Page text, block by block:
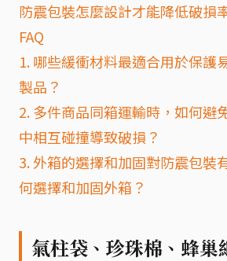
防震包裝怎麼設計才能降低破損
FAQ
1. 哪些緩衝材料最適合用於保護
製品？
2. 多件商品同箱運輸時，如何避
中相互碰撞導致破損？
3. 外箱的選擇和加固對防震包裝
何選擇和加固外箱？
氣柱袋、珍珠棉、蜂巢